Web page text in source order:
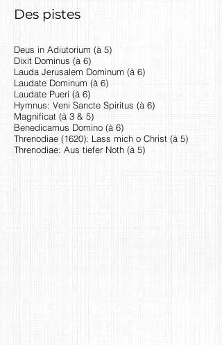
Des pistes
Deus in Adiutorium (à 5)
Dixit Dominus (à 6)
Lauda Jerusalem Dominum (à 6)
Laudate Dominum (à 6)
Laudate Pueri (à 6)
Hymnus: Veni Sancte Spiritus (à 6)
Magnificat (à 3 & 5)
Benedicamus Domino (à 6)
Threnodiae (1620): Lass mich o Christ (à 5)
Threnodiae: Aus tiefer Noth (à 5)